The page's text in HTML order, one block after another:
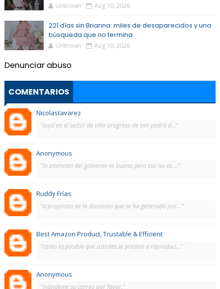
Unknown Aug 10, 2026
221 días sin Brianna: miles de desaparecidos y una
búsqueda que no termina
Unknown Aug 10, 2026
Denunciar abuso
COMENTARIOS
Nicolastavarez
"aquí en el sector de villa progreso de san pedro d..."
Anonymous
"la intención del gobierno es buena.pero eso no es ..."
Ruddy Frías
"a propósito de la discusión que se ha generado por..."
Best Amazon Product, Trustable & Efficient
"como es posible que ustedes se presten a reproduci..."
Anonymous
"màndeme su correo por favor."